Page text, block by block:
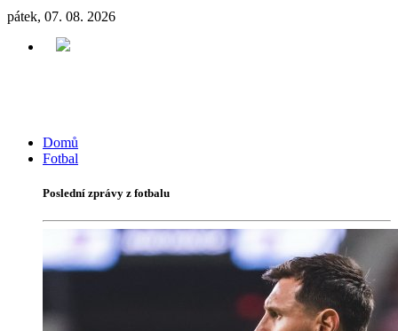
pátek, 07. 08. 2026
Domů
Fotbal
Poslední zprávy z fotbalu